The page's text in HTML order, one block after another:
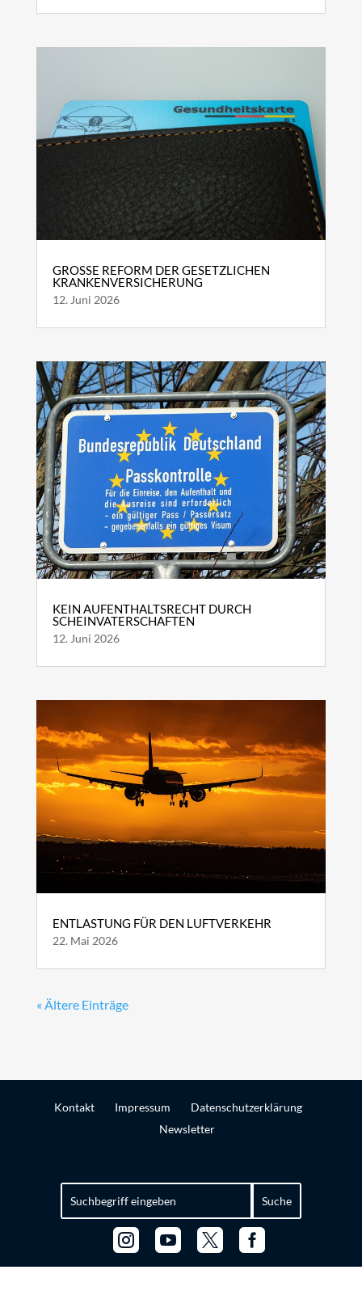
GROSSE REFORM DER GESETZLICHEN K
RANKENVERSICHERUNG
12. Juni 2026
KEIN AUFENTHALTSRECHT DURCH
SCHEINVATERSCHAFTEN
12. Juni 2026
ENTLASTUNG FÜR DEN LUFTVERKEHR
22. Mai 2026
« Ältere Einträge
Kontakt Impressum
Datenschutzerklärung
Newsletter
nach:
   